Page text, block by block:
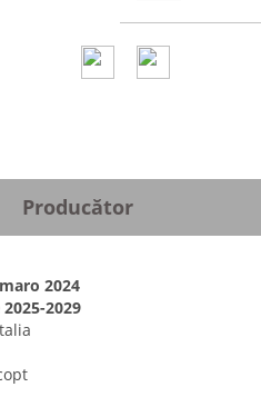
Producător
2024
2029